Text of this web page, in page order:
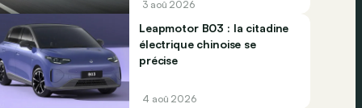
3 aoû 2026
Leapmotor B03 : la citadine
électrique chinoise se
précise
4 aoû 2026